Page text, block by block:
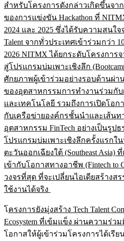
สำหรับโครงการดังกล่าวเกิดขึ้นจา
ของการแข่งขัน Hackathon ที่
2024 และ 2025 ซึ่งได้รับความสนใ
Talent จากทั่วประเทศเข้าร่วมกว่า
2026 NITMX ได้ยกระดับโครงการ
สู่โปรแกรมบ่มเพาะเชิงลึก
ศักยภาพผู้เข้าร่วมอย่างรอบด้านผ่า
ของอุตสาหกรรมการทำงานร่วมกั
และเทคโนโลยี รวมถึงการเปิดโอก
กับเครือข่ายองค์กรชั้นนำและเส้นท
อุตสาหกรรม FinTech อย่างเป็นรูปธ
โปรแกรมบ่มเพาะเชิงลึกครั้งแรกใน
ตะวันออกเฉียงใต้ (Southeast Asia)
เข้ากับโอกาสทางอาชีพ (Fintech to
วงจรที่สุด ที่จะเปลี่ยนไอเดียสร้างส
ใช้งานได้จริง
โครงการยังมุ่งสร้าง Tech Talent
Ecosystem ที่เข้มแข็ง ผ่านความร่
โอกาสให้ผู้เข้าร่วมโครงการได้เรี